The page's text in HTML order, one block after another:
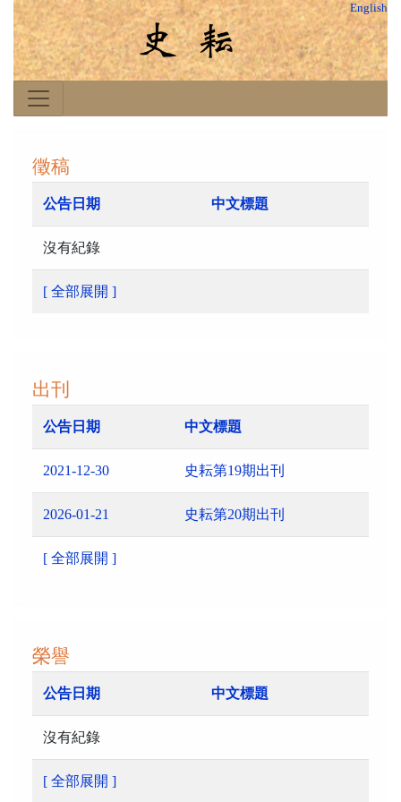
English
徵稿
公告日期 中文標題
沒有紀錄
[ 全部展開 ]
出刊
公告日期 中文標題
2021-12-30 史耘第19期出刊
2026-01-21 史耘第20期出刊
[ 全部展開 ]
榮譽
公告日期 中文標題
沒有紀錄
[ 全部展開 ]